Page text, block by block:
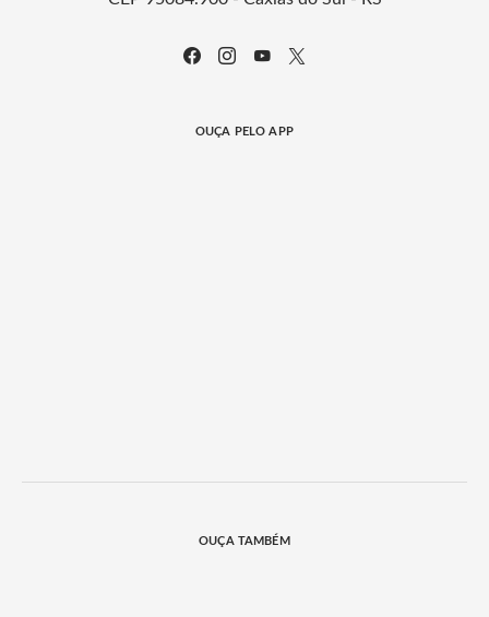
OUÇA PELO APP
OUÇA TAMBÉM